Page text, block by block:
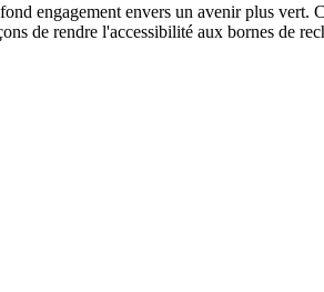
engagement envers un avenir plus
de rendre l'accessibilité aux bornes de